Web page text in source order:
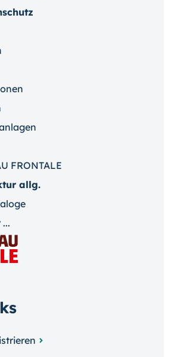
FRONTALE
allg.